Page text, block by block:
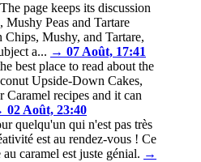
The page keeps its discussion
Mushy Peas and Tartare
Chips, Mushy, and Tartare,
a... → 07 Août, 17:41
best place to read about the
Upside-Down Cakes,
Caramel recipes and it can
02 Août, 23:40
quelqu'un qui n'est pas très
est au rendez-vous ! Ce
caramel est juste génial. →